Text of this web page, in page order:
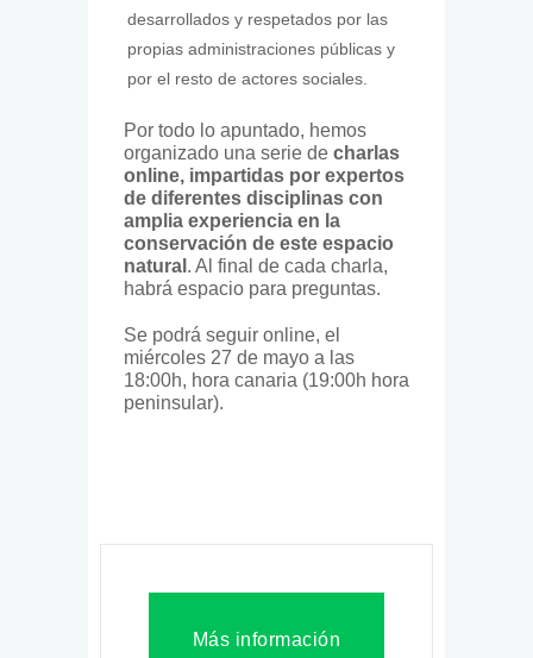
desarrollados y respetados por las
propias administraciones públicas y
por el resto de actores sociales.
Por todo lo apuntado, hemos
organizado una serie de charlas
online, impartidas por expertos
de diferentes disciplinas con
amplia experiencia en la
conservación de este espacio
natural . Al final de cada charla,
habrá espacio para preguntas.
Se podrá seguir online, el
miércoles 27 de mayo a las
18:00h, hora canaria (19:00h hora
peninsular).
Más información